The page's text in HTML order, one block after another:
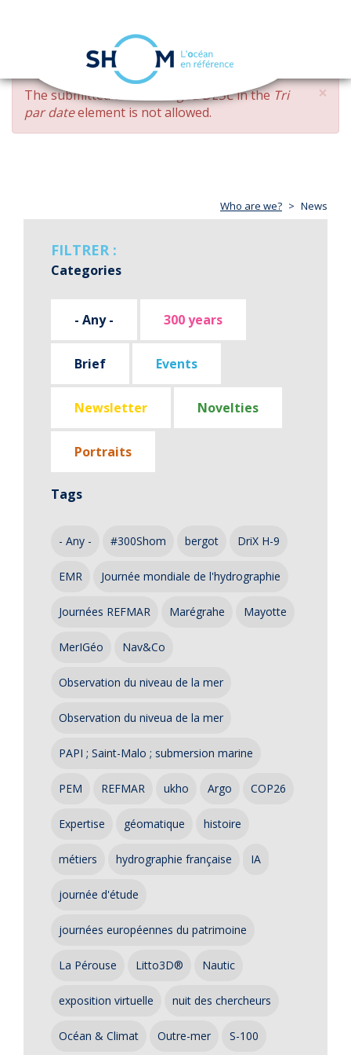
Skip
main
content
navigation
×
ERROR
MESSAGE
The submitted value changed DESCin the Tri
par dateelement is not allowed.
Who are we? News
FILTRER :
Categories
- Any - 300 years
Brief Events
Newsletter Novelties
Portraits
Tags
- Any - #300Shom bergot DriX H-9
EMR Journée mondiale de l'hydrographie
Journées REFMAR Marégrahe Mayotte
MerIGéo Nav&Co
Observation du niveau de la mer
Observation du niveua de la mer
PAPI ; Saint-Malo ; submersion marine
PEM REFMAR ukho Argo COP26
Expertise géomatique histoire
métiers hydrographie française IA
journée d'étude
journées européennes du patrimoine
La Pérouse Litto3D® Nautic
exposition virtuelle nuit des chercheurs
Océan & Climat Outre-mer S-100